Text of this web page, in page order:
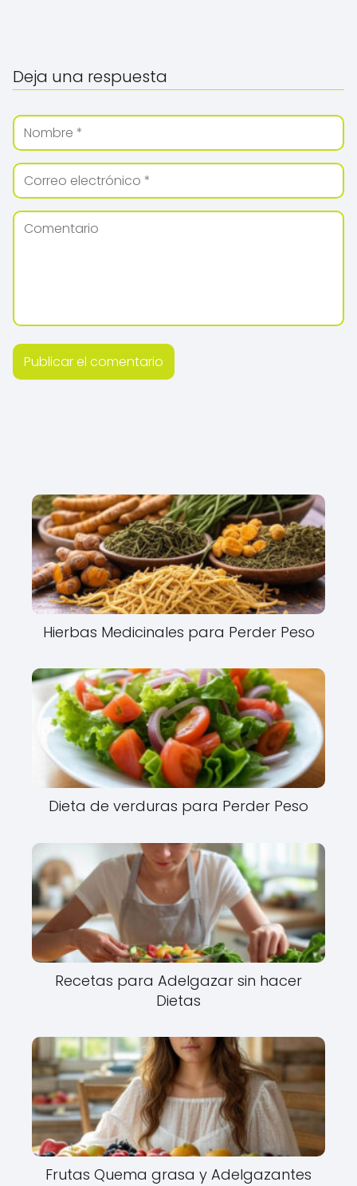
Deja una respuesta
Hierbas Medicinales para Perder Peso
Dieta de verduras para Perder Peso
Recetas para Adelgazar sin hacer
Dietas
Frutas Quema grasa y Adelgazantes